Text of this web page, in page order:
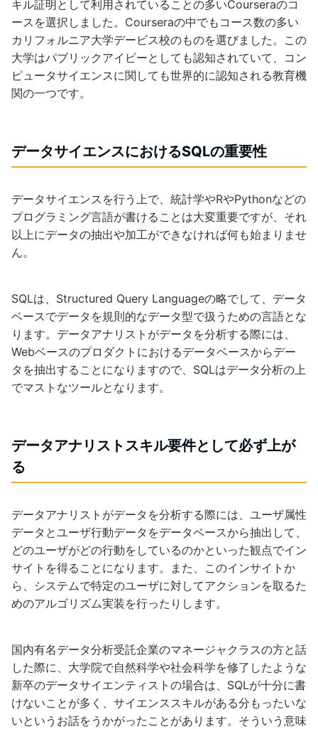
キル証明として利用されていることの多いCourseraのコ
ースを選択しました。Courseraの中でもコース数の多い
カリフォルニア大学デービス校のものを選びました。この
大学はパブリックアイビーとしても認知されていて、コン
ピュータサイエンスに関しても世界的に認知される教育機
関の一つです。
データサイエンスにおけるSQLの重要性
データサイエンスを行う上で、統計学やRやPythonなどの
プログラミング言語が書けることは大変重要ですが、それ
以上にデータの抽出や加工ができなければ何も始まりませ
ん。
SQLは、Structured Query Languageの略でして、データ
ベースでデータを規則的なデータ型で扱うための言語とな
ります。データアナリストがデータを分析する際には、
Webベースのプロダクトにおけるデータベースからデー
タを抽出することになりますので、SQLはデータ分析の上
でマストなツールとなります。
データアナリストスキル要件として必ず上が
る
データアナリストがデータを分析する際には、ユーザ属性
データとユーザ行動データをデータベースから抽出して、
どのユーザがどの行動をしているのかといった観点でイン
サイトを得ることになります。また、このインサイトか
ら、システムで特定のユーザに対してアクションを取るた
めのアルゴリズム実装を行ったりします。
国内有名データ分析受託企業のマネージャクラスの方と話
した際に、大学院で自然科学や社会科学を修了したような
新卒のデータサイエンティストの場合は、SQLが十分に書
けないことが多く、サイエンススキルがある分もったいな
いというお話をうかがったことがあります。そういう意味